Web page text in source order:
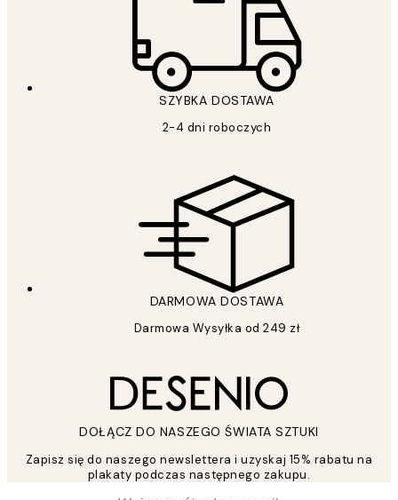
SZYBKA DOSTAWA
2-4 dni roboczych
DARMOWA DOSTAWA
Darmowa Wysyłka od 249 zł
DOŁĄCZ DO NASZEGO ŚWIATA SZTUKI
Zapisz się do naszego newslettera i uzyskaj 15% rabatu na
plakaty podczas następnego zakupu.